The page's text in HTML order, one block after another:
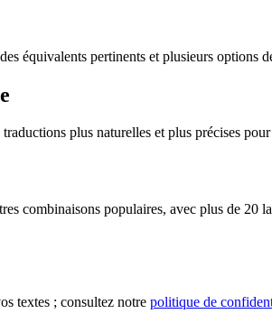
équivalents pertinents et plusieurs options
plus naturelles et plus précises
combinaisons populaires, avec plus de 20
textes ; consultez notre politique de